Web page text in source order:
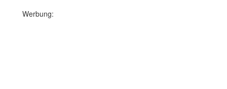
Werbung: